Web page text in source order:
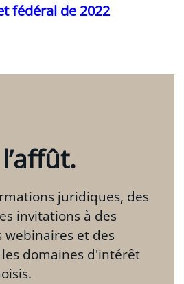
fédéral de 2022
juridiques, des
invitations à des
webinaires et des
domaines d'intérêt